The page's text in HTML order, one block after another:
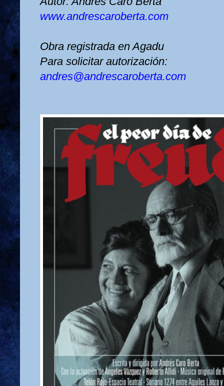
www.andrescaroberta.com
Obra registrada en Agadu
Para solicitar autorización:
andres@andrescaroberta.com